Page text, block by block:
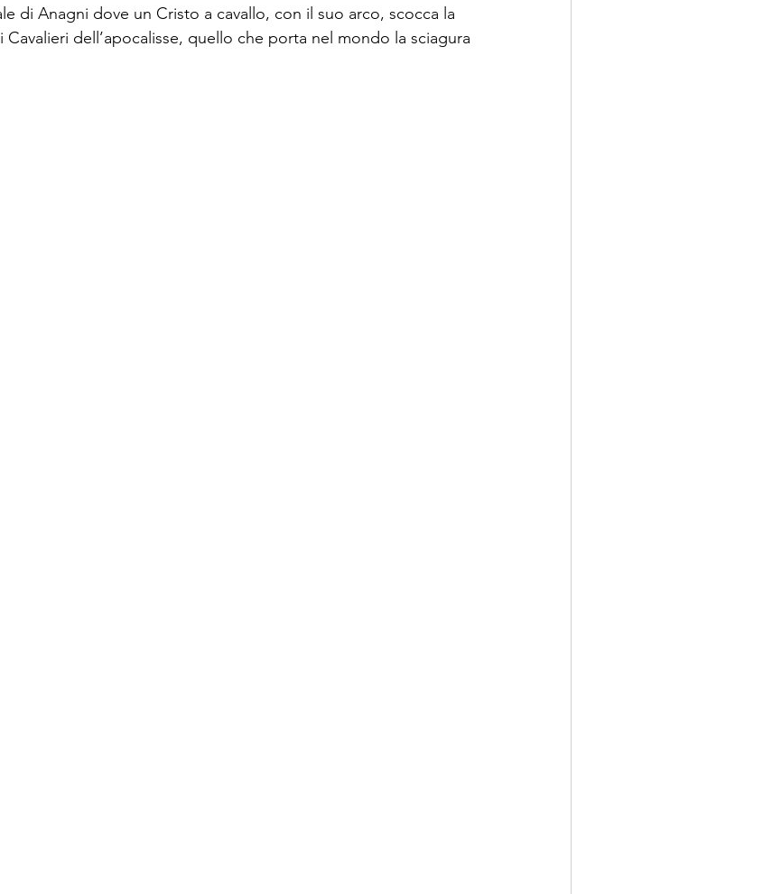
di Anagni dove un Cristo a cavallo, con il suo arco, scocca la
dell’apocalisse, quello che porta nel mondo la sciagura